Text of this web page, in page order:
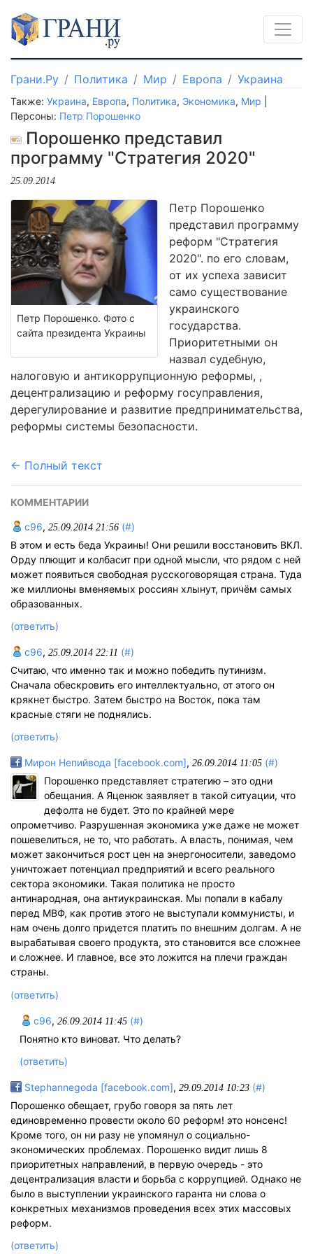
Грани.Ру Политика Мир Европа Украина
Также: Украина, Европа, Политика, Экономика, Мир
Персоны: Петр Порошенко
Порошенко представил
программу "Стратегия 2020"
25.09.2014
Петр Порошенко. Фото с
сайта президента Украины
Петр Порошенко
представил программу
реформ "Стратегия
2020". по его словам,
от их успеха зависит
само существование
украинского
государства.
Приоритетными он
назвал судебную,
налоговую и антикоррупционную реформы, ,
децентрализацию и реформу госуправления,
дерегулирование и развитие предпринимательства,
реформы системы безопасности.
← Полный текст
КОММЕНТАРИИ
c96, 25.09.2014 21:56 (#)
В этом и есть беда Украины! Они решили восстановить ВКЛ.
Орду плющит и колбасит при одной мысли, что рядом с ней
может появиться свободная русскоговорящая страна. Туда
же миллионы вменяемых россиян хлынут, причём самых
образованных.
(ответить)
c96, 25.09.2014 22:11 (#)
Считаю, что именно так и можно победить путинизм.
Сначала обескровить его интеллектуально, от этого он
крякнет быстро. Затем быстро на Восток, пока там
красные стяги не поднялись.
(ответить)
Мирон Непийвода [facebook.com], 26.09.2014 11:05 (#)
Порошенко представляет стратегию – это одни
обещания. А Яценюк заявляет в такой ситуации, что
дефолта не будет. Это по крайней мере
опрометчиво. Разрушенная экономика уже даже не может
пошевелиться, не то, что работать. А власть, понимая, чем
может закончиться рост цен на энергоносители, заведомо
уничтожает потенциал предприятий и всего реального
сектора экономики. Такая политика не просто
антинародная, она антиукраинская. Мы попали в кабалу
перед МВФ, как против этого не выступали коммунисты, и
нам очень долго придется платить по внешним долгам. А не
вырабатывая своего продукта, это становится все сложнее
и сложнее. И главное, все это ложится на плечи граждан
страны.
(ответить)
c96, 26.09.2014 11:45 (#)
Понятно кто виноват. Что делать?
(ответить)
Stephannegoda [facebook.com], 29.09.2014 10:23 (#)
Порошенко обещает, грубо говоря за пять лет
единовременно провести около 60 реформ! это нонсенс!
Кроме того, он ни разу не упомянул о социально-
экономических проблемах. Порошенко видит лишь 8
приоритетных направлений, в первую очередь - это
децентрализация власти и борьба с коррупцией. Однако не
было в выступлении украинского гаранта ни слова о
конкретных механизмов проведения всех этих массовых
реформ.
(ответить)